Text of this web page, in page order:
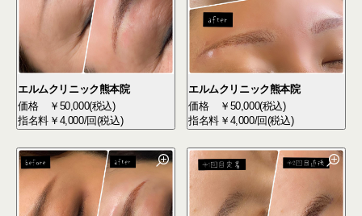
エルムクリニック熊本院
価格
￥50,000(税込)
指名料 ￥4,000/回(税込)
エルムクリニック熊本院
価格
￥50,000(税込)
指名料 ￥4,000/回(税込)